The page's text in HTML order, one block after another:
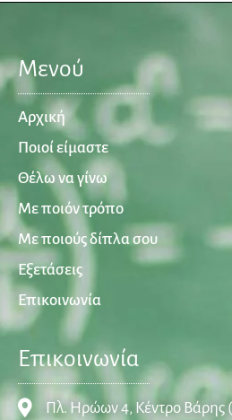
Μενού
Αρχική
Ποιοί είμαστε
Θέλω να γίνω
Με ποιόν τρόπο
Με ποιούς δίπλα σου
Εξετάσεις
Επικοινωνία
Επικοινωνία
Πλ. Ηρώων 4, Κέντρο Βάρης